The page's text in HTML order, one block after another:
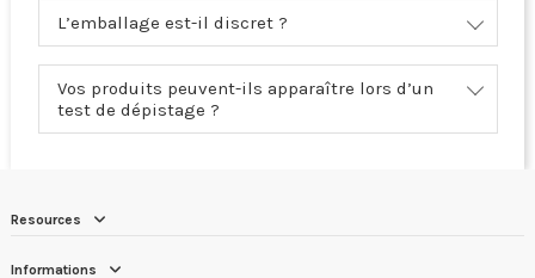
L’emballage est-il discret ?
Vos produits peuvent-ils apparaître lors d’un
test de dépistage ?
Resources
Informations